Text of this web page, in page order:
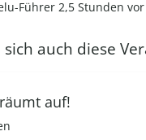
Führer 2,5 Stunden
sich auch diese
auf!